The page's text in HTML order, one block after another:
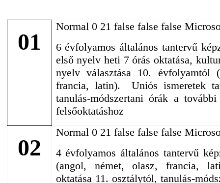
01
Normal 0 21 false false false
6 évfolyamos általános tantervű
első nyelv heti 7 órás oktatása,
nyelv választása 10. évfolyamtól
francia, latin). Uniós ismeretek
tanulás-módszertani órák a
felsőoktatáshoz
02
Normal 0 21 false false false
4 évfolyamos általános tantervű
(angol, német, olasz, francia,
oktatása 11. osztálytól, tanulás-